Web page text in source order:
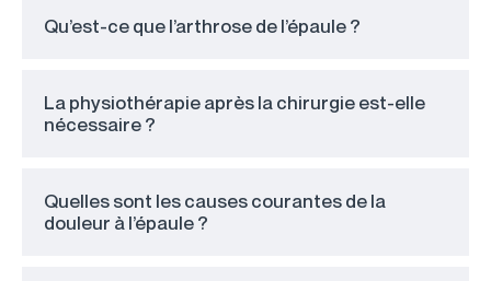
Qu’est-ce que l’arthrose de l’épaule ?
La physiothérapie après la chirurgie est-elle
nécessaire ?
Quelles sont les causes courantes de la
douleur à l’épaule ?